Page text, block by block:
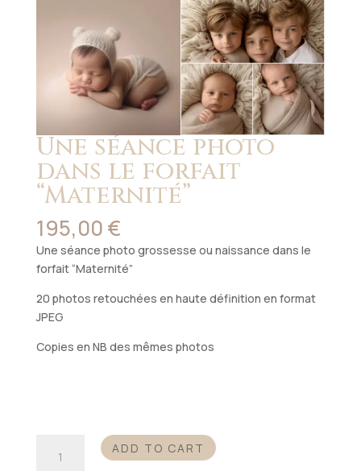
Une séance photo
dans le forfait
“Maternité”
195,00€
Une séance photo grossesse ou naissance dans le
forfait “Maternité”
20 photos retouchées en haute définition en format
JPEG
Copies en NB des mêmes photos
séance
ADD TO CART